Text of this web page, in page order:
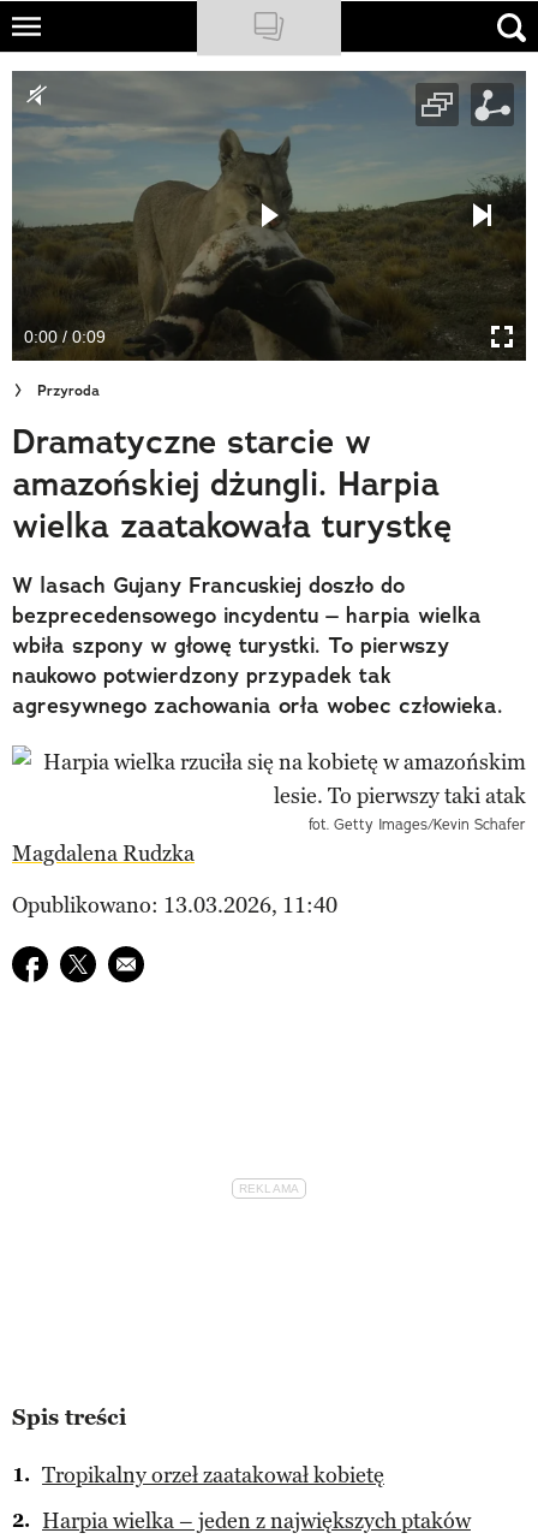
Skip
main
content
NATIONAL GEOGRAPHIC
TRAVELER
PODCASTY
Sklep
Newsletter
Cuda Polski
Wielki Konkurs Fotograficzny
Trendbook Podróżniczy
Polecane
0:00 / 0:09
Przyroda
Dramatyczne starcie w
amazońskiej dżungli. Harpia
wielka zaatakowała turystkę
W lasach Gujany Francuskiej doszło do
bezprecedensowego incydentu – harpia wielka
wbiła szpony w głowę turystki. To pierwszy
naukowo potwierdzony przypadek tak
agresywnego zachowania orła wobec człowieka.
fot. Getty Images/Kevin Schafer
Magdalena Rudzka
Opublikowano: 13.03.2026, 11:40
Udostępnij na facebook
Udostępnij na twitter
E-mail do przyjaciela
Spis treści
Tropikalny orzeł zaatakował kobietę
Harpia wielka – jeden z największych ptaków